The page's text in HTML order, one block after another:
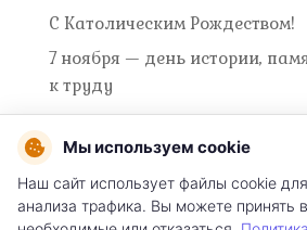
С Католическим Рождеством!
7 ноября — день истории,
к труду
Условия использования
Мы используем cookie
Наш сайт использует файлы cookie
анализа трафика. Вы можете принять